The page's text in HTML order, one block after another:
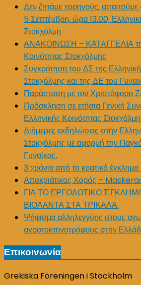
Δεν ζητάμε χορηγούς,
5 Σεπτέμβρη, ώρα 13.00,
Στοκχόλμη
ΑΝΑΚΟΙΝΩΣΗ – ΚΑΤΑΓΓΕΛΙΑ
Κοινότητας Στοκχόλμης
Συγκρότηση του ΔΣ της
Στοκχόλμης και της ΔΕ του
Παράσταση με τον Χριστόφορο
Πρόσκληση σε ετήσια Γενική
Ελληνικής Κοινότητας
Διήμερες εκδηλώσεις στην
Στοκχόλμης με αφορμή την
Γυναίκας.
3 χρόνια από το κρατικό
Αποκριάτικος Χορός –
ΓΙΑ ΤΟ ΕΡΓΟΔΟΤΙΚΟ
ΒΙΟΛΑΝΤΑ ΣΤΑ ΤΡΙΚΑΛΑ.
Ψήφισμα αλληλεγγύης στους
αγροτοκτηνοτρόφους στην
Επικοινωνία
Grekiska Föreningen i Stockholm